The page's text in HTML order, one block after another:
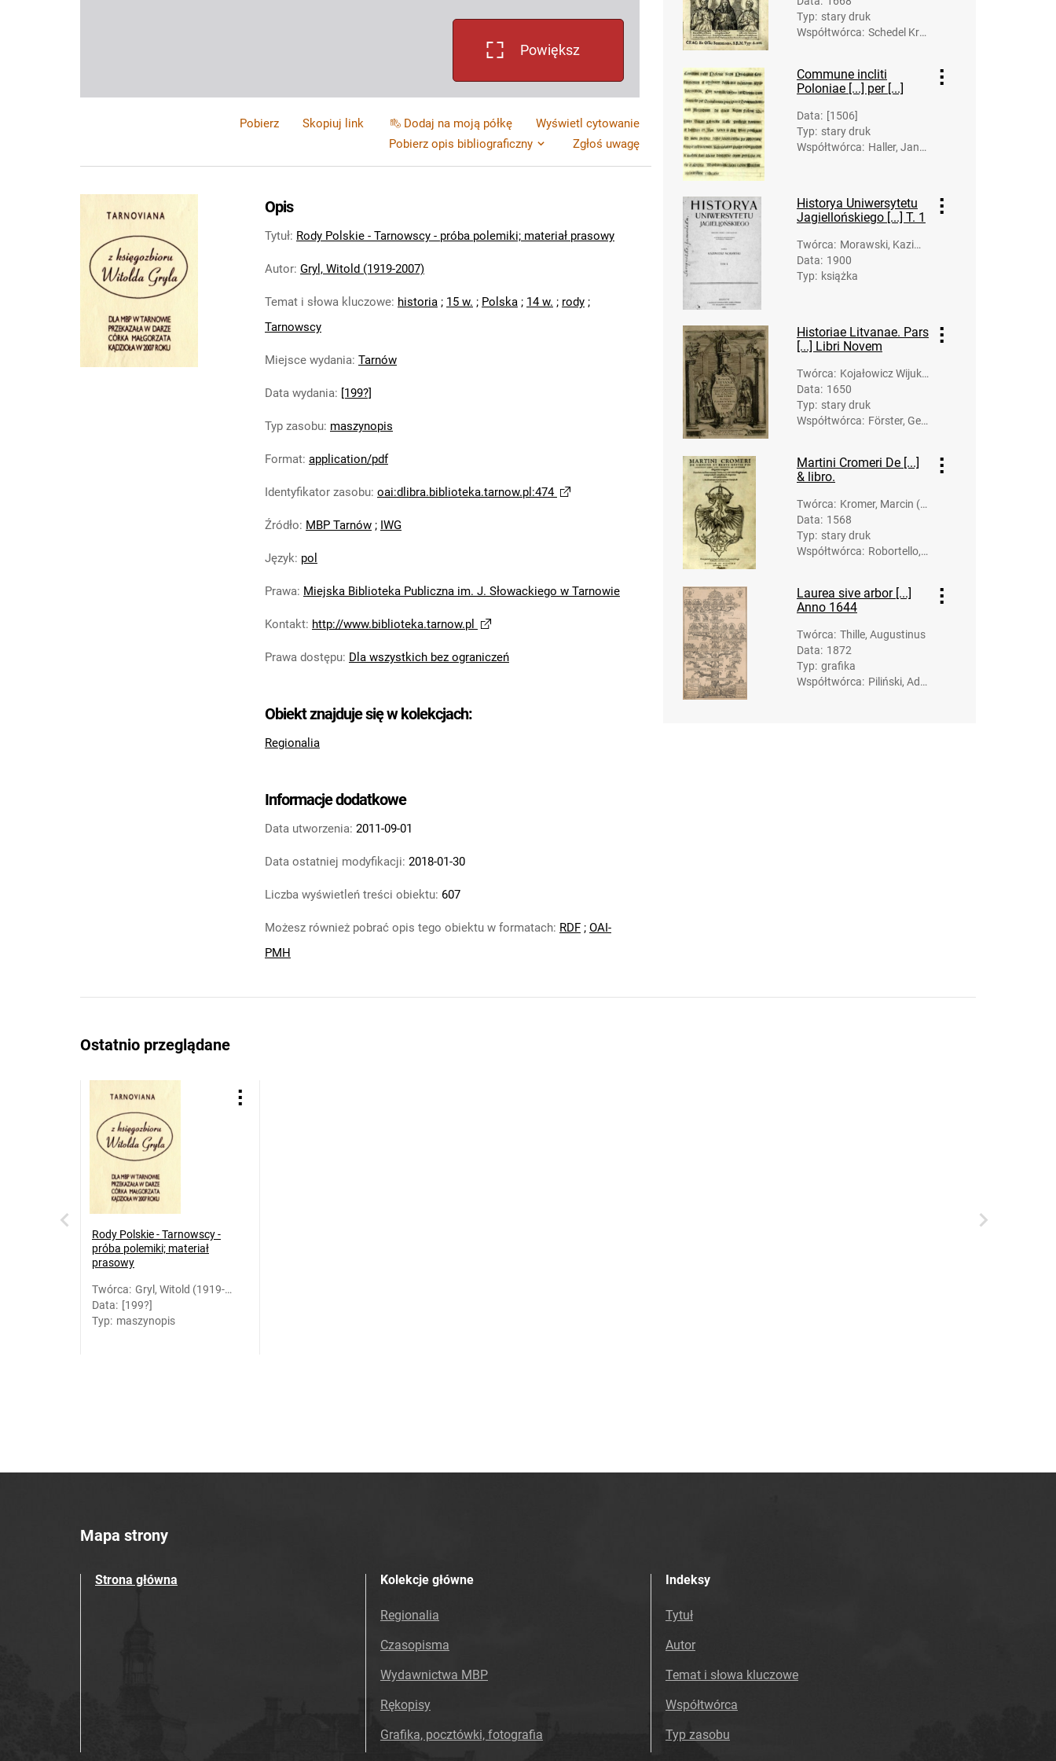
Powiększ
Pobierz Skopiuj link Dodaj na moją półkę
Wyświetl cytowanie
Pobierz opis bibliograficzny
Zgłoś uwagę
Opis
Tytuł: Rody Polskie - Tarnowscy - próba polemiki; materiał prasowy
Autor: Gryl, Witold (1919-2007)
Temat i słowa kluczowe: historia ; 15 w. ; Polska ; 14 w. ; rody ;
Tarnowscy
Miejsce wydania: Tarnów
Data wydania: [199?]
Typ zasobu: maszynopis
Format: application/pdf
Identyfikator zasobu: oai:dlibra.biblioteka.tarnow.pl:474
Źródło: MBP Tarnów ; IWG
Język: pol
Prawa: Miejska Biblioteka Publiczna im. J. Słowackiego w Tarnowie
Kontakt: http://www.biblioteka.tarnow.pl
Prawa dostępu: Dla wszystkich bez ograniczeń
Obiekt znajduje się w kolekcjach:
Regionalia
Informacje dodatkowe
Data utworzenia: 2011-09-01
Data ostatniej modyfikacji: 2018-01-30
Liczba wyświetleń treści obiektu: 607
Możesz również pobrać opis tego obiektu w formatach: RDF ; OAI-
PMH
Typ: stary druk
Współtwórca: Schedel Krz
Gorczyn, Ja
n Aleksande
ost 1694). Il
ustrator
Commune incliti
Poloniae [...] per [...]
Data: [1506]
Typ: stary druk
Współtwórca: Haller, Jan
456-1531).
Red.
Historya Uniwersytetu
Jagiellońskiego [...] T. 1
Twórca: Morawski, Kazimi
erz (1852-1925)
Data: 1900
Typ: książka
Historiae Litvanae. Pars
[...] Libri Novem
Twórca: Kojałowicz Wijuk,
Wojciech (1609-1
677)
Data: 1650
Typ: stary druk
Współtwórca: Förster, Geo
Martini Cromeri De [...]
& libro.
Twórca: Kromer, Marcin (1
512-1589)
Data: 1568
Typ: stary druk
Współtwórca: Robortello,
7). Koment.;
ohann (150
Laurea sive arbor [...]
Anno 1644
Twórca: Thille, Augustinus
Data: 1872
Typ: grafika
Współtwórca: Piliński, Ada
Ostatnio przeglądane
Rody Polskie - Tarnowscy -
próba polemiki; materiał
prasowy
Twórca: Gryl, Witold (1919-
2007)
Data: [199?]
Typ: maszynopis
Mapa strony
Strona główna Kolekcje główne
Regionalia
Czasopisma
Wydawnictwa MBP
Rękopisy
Grafika, pocztówki, fotografia
Indeksy
Tytuł
Autor
Temat i słowa kluczowe
Współtwórca
Typ zasobu